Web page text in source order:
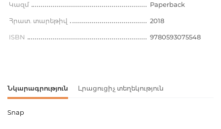
Կազմ Paperback
Հրատ. տարեթիվ 2018
ISBN 9780593075548
Նկարագրություն Լրացուցիչ տեղեկություն
Snap